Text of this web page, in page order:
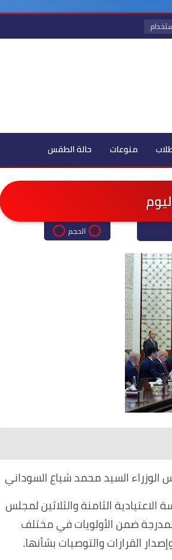
منوعات حالة الطقس
الحجم
الوزراء السيد محمد شياع السوداني
الثامنة والثلاثين لمجلس
ضمن الأولويات في مختلف
القرارات والتوصيات بشأنها.